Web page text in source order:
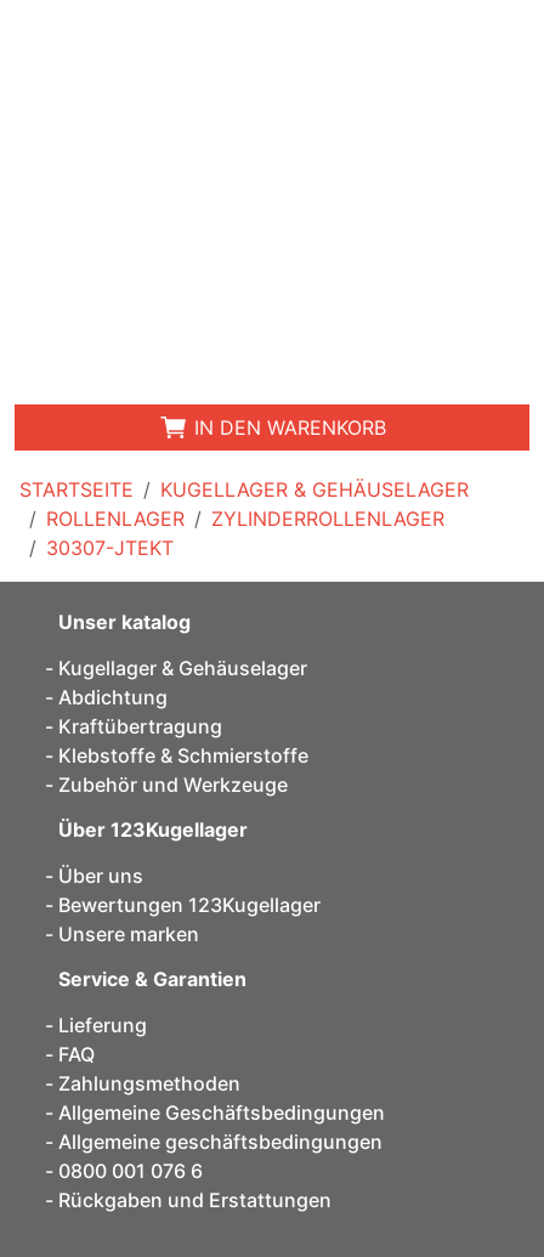
STARTSEITE
KUGELLAGER & GEHÄUSELAGER
ROLLENLAGER
ZYLINDERROLLENLAGER
30307-JTEKT
IN DEN WARENKORB
Unser katalog
Kugellager & Gehäuselager
Abdichtung
Kraftübertragung
Klebstoffe & Schmierstoffe
Zubehör und Werkzeuge
Über 123Kugellager
Über uns
Bewertungen 123Kugellager
Unsere marken
Service & Garantien
Lieferung
FAQ
Zahlungsmethoden
Allgemeine Geschäftsbedingungen
Allgemeine geschäftsbedingungen
0800 001 076 6
Rückgaben und Erstattungen